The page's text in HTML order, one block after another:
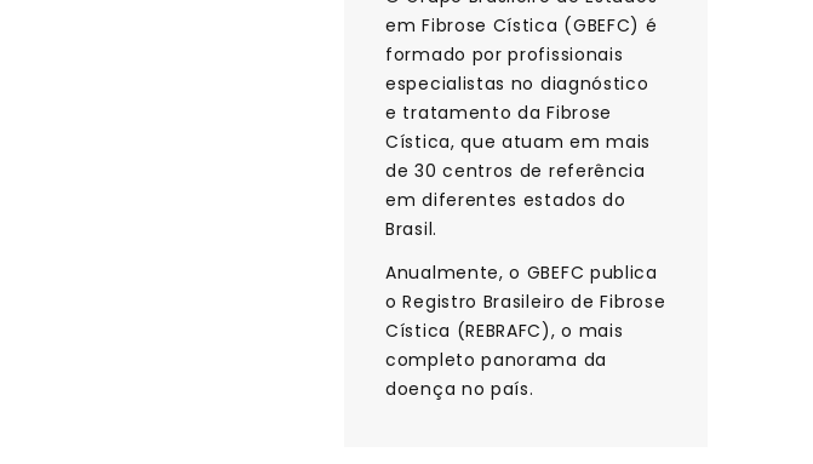
em Fibrose Cística (GBEFC) é
formado por profissionais
especialistas no diagnóstico
e tratamento da Fibrose
Cística, que atuam em mais
de 30 centros de referência
em diferentes estados do
Brasil.
Anualmente, o GBEFC publica
o Registro Brasileiro de Fibrose
Cística (REBRAFC), o mais
completo panorama da
doença no país.